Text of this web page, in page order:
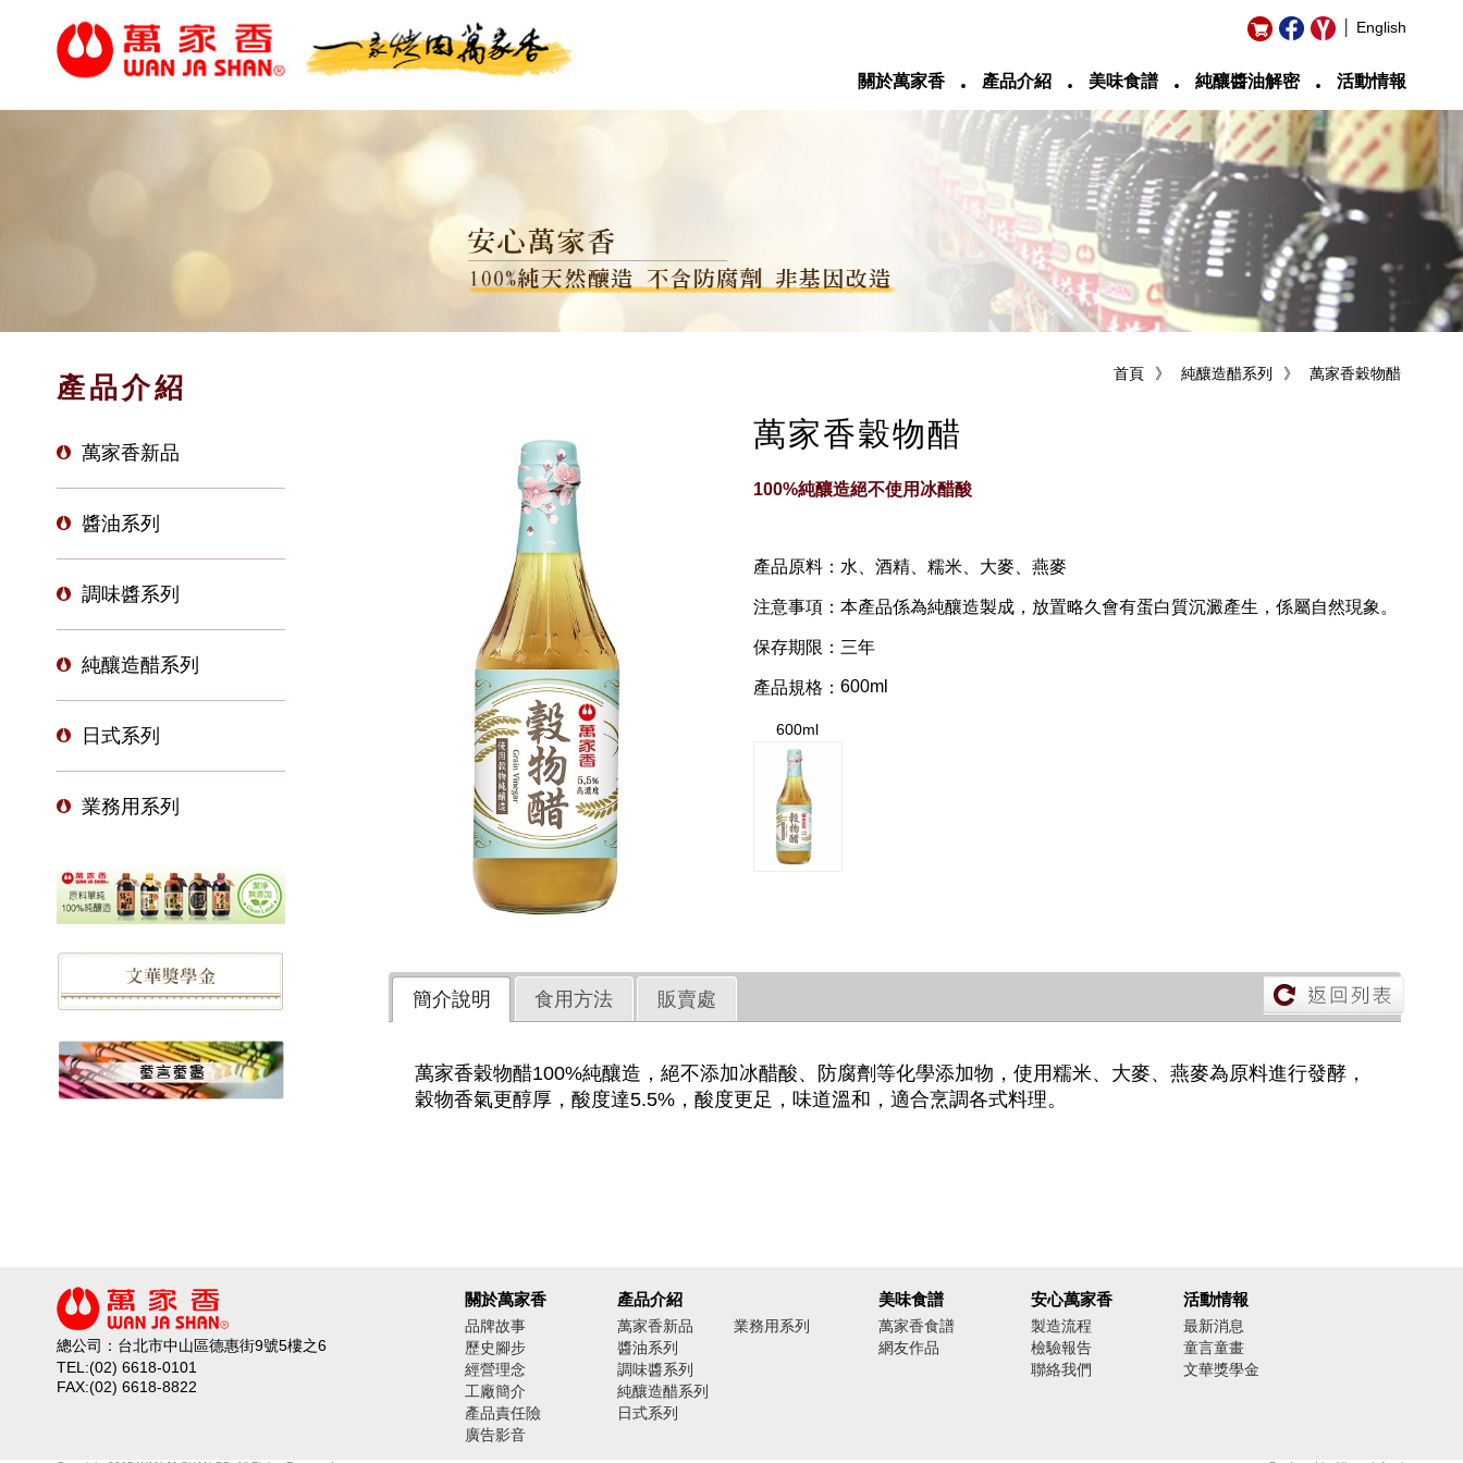
│ English
關於萬家香 ‧ 產品介紹 ‧ 美味食譜 ‧ 純釀醬油解密 ‧ 活動情報
產品介紹
萬家香新品
醬油系列
調味醬系列
純釀造醋系列
日式系列
業務用系列
萬家香穀物醋
》
純釀造醋系列
》
首頁
萬家香穀物醋
100%純釀造絕不使用冰醋酸
產品原料： 水、酒精、糯米、大麥、燕麥
注意事項： 本產品係為純釀造製成，放置略久會有蛋白質沉澱產生，係屬自然現象。
保存期限： 三年
產品規格： 600ml
600ml
簡介說明 食用方法 販賣處
萬家香穀物醋100%純釀造，絕不添加冰醋酸、防腐劑等化學添加物，使用糯米、大麥、燕麥為原料進行發酵，
穀物香氣更醇厚，酸度達5.5%，酸度更足，味道溫和，適合烹調各式料理。
關於萬家香
品牌故事
歷史腳步
經營理念
工廠簡介
產品責任險
廣告影音
產品介紹
萬家香新品
醬油系列
調味醬系列
純釀造醋系列
日式系列
業務用系列
美味食譜
萬家香食譜
網友作品
安心萬家香
製造流程
檢驗報告
聯絡我們
活動情報
最新消息
童言童畫
文華獎學金
總公司：台北市中山區德惠街9號5樓之6
TEL:(02) 6618-0101
FAX:(02) 6618-8822